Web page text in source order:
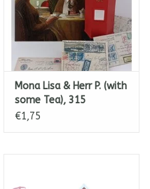
Mona Lisa & Herr P. (with
some Tea), 315
€1,75